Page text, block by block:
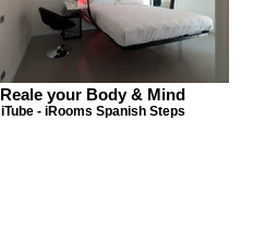
Reale your Body & Mind
iTube - iRooms Spanish Steps